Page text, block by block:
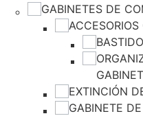
GABINETES DE
EXTINCIÓN
GABINETE